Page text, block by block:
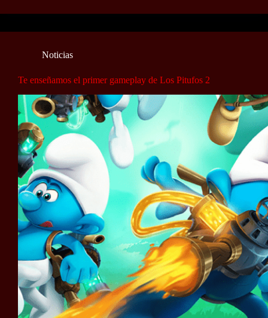
Noticias
Te enseñamos el primer gameplay de Los Pitufos 2